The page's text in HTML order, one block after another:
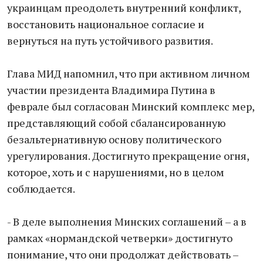
украинцам преодолеть внутренний конфликт,
восстановить национальное согласие и
вернуться на путь устойчивого развития.
Глава МИД напомнил, что при активном личном
участии президента Владимира Путина в
феврале был согласован Минский комплекс мер,
представляющий собой сбалансированную
безальтернативную основу политического
урегулирования. Достигнуто прекращение огня,
которое, хоть и с нарушениями, но в целом
соблюдается.
- В деле выполнения Минских соглашений – а в
рамках «нормандской четверки» достигнуто
понимание, что они продолжат действовать –